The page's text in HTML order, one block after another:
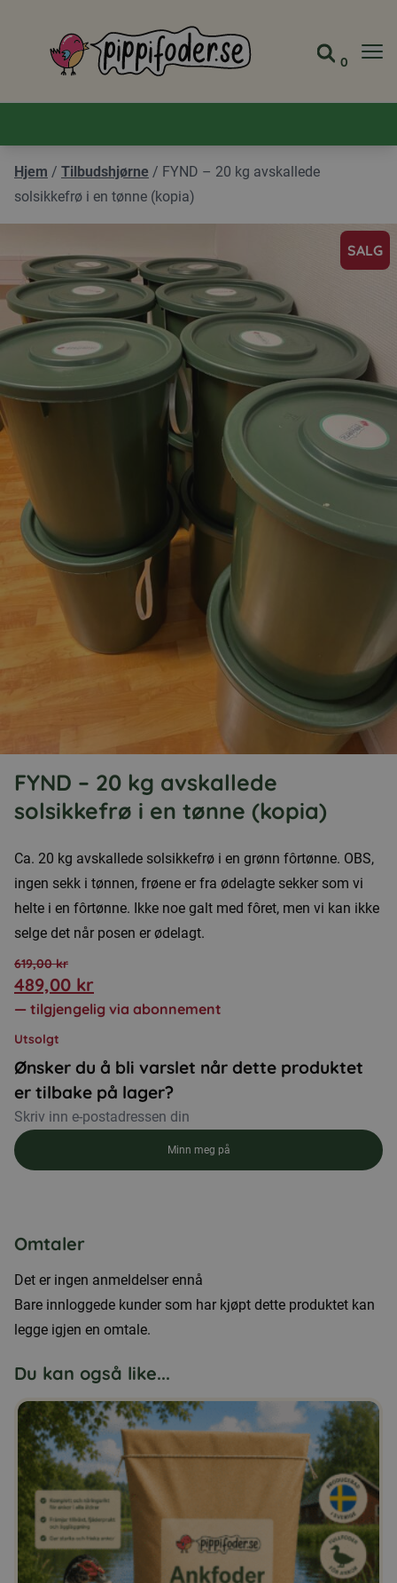
Pippifoder logo Gå til
Vis
0
Hjem / Tilbudshjørne / FYND – 20 kg avskallede
solsikkefrø i en tønne (kopia)
SALG
FYND – 20 kg avskallede
solsikkefrø i en tønne (kopia)
Ca. 20 kg avskallede solsikkefrø i en grønn fôrtønne. OBS,
ingen sekk i tønnen, frøene er fra ødelagte sekker som vi
helte i en fôrtønne. Ikke noe galt med fôret, men vi kan ikke
selge det når posen er ødelagt.
619,00kr
Opprinnelig
619,00 kr.
489,00 kr
Nåværende
489,00 kr.
— tilgjengelig via abonnement
Utsolgt
Ønsker du å bli varslet når dette produktet
er tilbake på lager?
Minn meg på
Omtaler
Det er ingen anmeldelser ennå
Bare innloggede kunder som har kjøpt dette produktet kan
legge igjen en omtale.
Du kan også like...